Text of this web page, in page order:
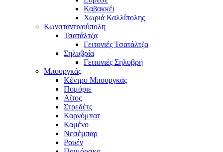
Καβακκέι
Χωριά Καλλίπολης
Κωνσταντινούπολη
Τσατάλτζα
Γειτονιές Τσατάλτζα
Σηλυβρία
Γειτονιές Σηλυβρή
Μπουργκάς
Κέντρο Μπουργκάς
Πομόριε
Αϊτος
Στρεδέτς
Καρνόμπατ
Καμένο
Νεσέμπαρ
Ρουέν